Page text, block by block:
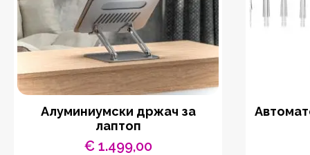
Aлуминиумски држач за
лаптоп
€1.499,00